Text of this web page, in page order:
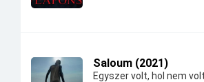
Saloum (2021)
Egyszer volt, hol nem